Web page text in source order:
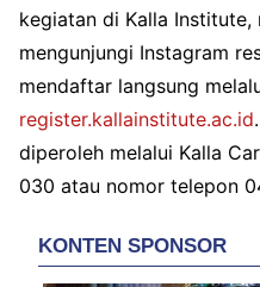
kegiatan di Kalla
mengunjungi Instagram
mendaftar langsung
register.kallainstitute.ac.id
diperoleh melalui Kalla
030 atau nomor telepon